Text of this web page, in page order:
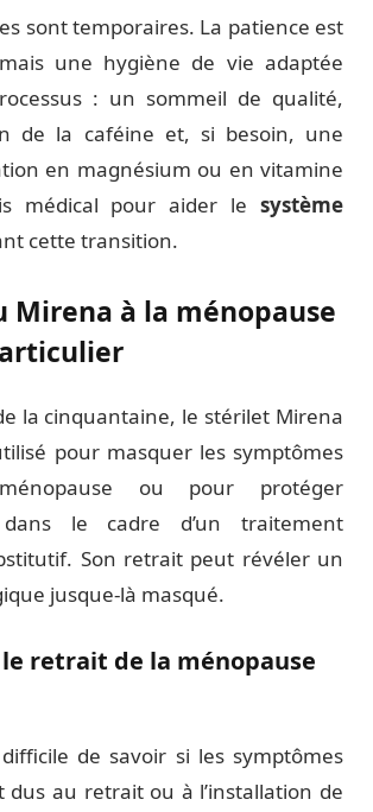
sont temporaires. La patience est
une hygiène de vie adaptée
: un sommeil de qualité,
de la caféine et, si besoin, une
en magnésium ou en vitamine
médical pour aider le système
cette transition.
Mirena à la ménopause
la cinquantaine, le stérilet Mirena
pour masquer les symptômes
ou pour protéger
dans le cadre d’un traitement
Son retrait peut révéler un
jusque-là masqué.
retrait de la ménopause
de savoir si les symptômes
dus au retrait ou à l’installation de